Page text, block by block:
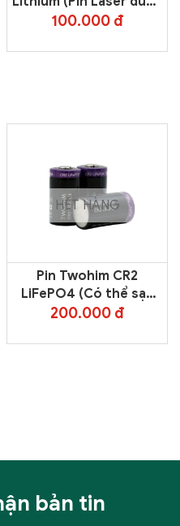
1 lần)
100.000 đ
HẾT HÀNG
Pin Twohim CR2
LiFePO4 (Có thể sạc
lại)
200.000 đ
bản tin